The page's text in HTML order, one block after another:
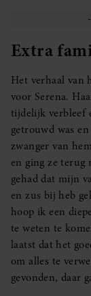
Extra
Het verhaal van
voor Serena.
tijdelijk verbleef
getrouwd was
zwanger van
en ging ze
gehad dat mijn
en zus bij heb
hoop ik een
te weten te
laatst dat het
om alles te
gevonden, daar